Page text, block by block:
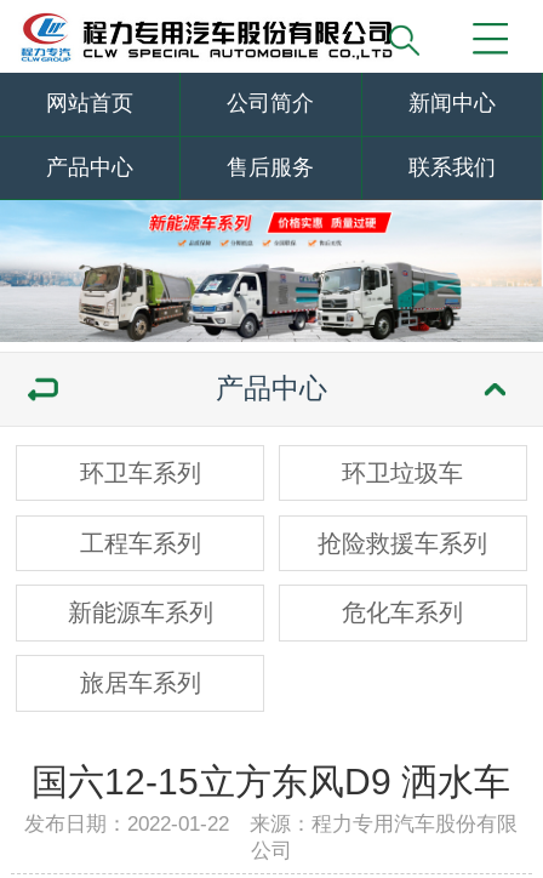
网站首页 公司简介 新闻中心
产品中心 售后服务 联系我们
产品中心
环卫车系列 环卫垃圾车
工程车系列 抢险救援车系列
新能源车系列 危化车系列
旅居车系列
国六12-15立方东风D9 洒水车
发布日期：2022-01-22 来源：程力专用汽车股份有限
公司